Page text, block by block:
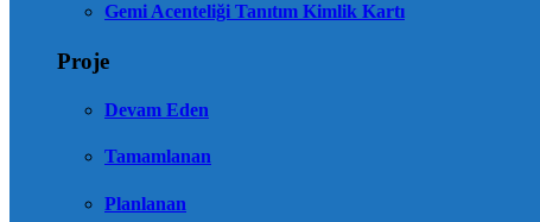
Gemi Acenteliği Tanıtım Kimlik Kartı
Proje
Devam Eden
Tamamlanan
Planlanan